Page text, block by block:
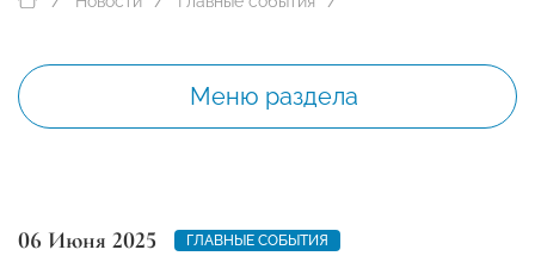
Меню раздела
06 Июня 2025 ГЛАВНЫЕ СОБЫТИЯ